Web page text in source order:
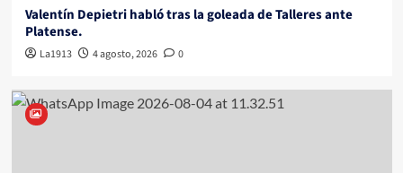
Valentín Depietri habló tras la goleada de Talleres ante
Platense.
La1913 4 agosto, 2026 0